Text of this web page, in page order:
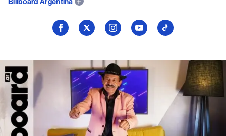
Seguí
en
Facebook
Seguí
en
X
Seguí
en
Instagram
Seguí
en
YouTube
Seguí
en
TikTok